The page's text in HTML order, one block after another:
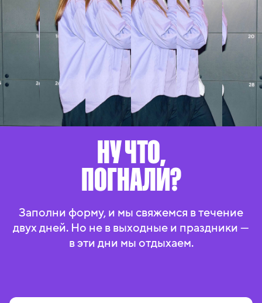
НУ ЧТО,
ПОГНАЛИ?
Заполни форму, и мы свяжемся в течение
двух дней. Но не в выходные и праздники —
в эти дни мы отдыхаем.